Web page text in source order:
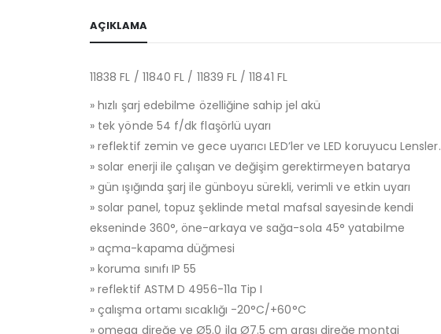
AÇIKLAMA
11838 FL / 11840 FL / 11839 FL / 11841 FL
» hızlı şarj edebilme özelliğine sahip jel akü
» tek yönde 54 f/dk flaşörlü uyarı
» reflektif zemin ve gece uyarıcı LED’ler ve LED koruyucu Lensler.
» solar enerji ile çalışan ve değişim gerektirmeyen batarya
» gün ışığında şarj ile günboyu sürekli, verimli ve etkin uyarı
» solar panel, topuz şeklinde metal mafsal sayesinde kendi
ekseninde 360°, öne-arkaya ve sağa-sola 45° yatabilme
» açma-kapama düğmesi
» koruma sınıfı IP 55
» reflektif ASTM D 4956-11a Tip I
» çalışma ortamı sıcaklığı -20°C/+60°C
» omega direğe ve Ø5.0 ila Ø7.5 cm arası direğe montaj